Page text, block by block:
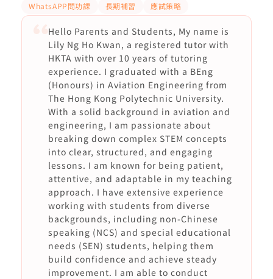
WhatsAPP問功課 長期補習 應試策略
Hello Parents and Students, My name is
Lily Ng Ho Kwan, a registered tutor with
HKTA with over 10 years of tutoring
experience. I graduated with a BEng
(Honours) in Aviation Engineering from
The Hong Kong Polytechnic University.
With a solid background in aviation and
engineering, I am passionate about
breaking down complex STEM concepts
into clear, structured, and engaging
lessons. I am known for being patient,
attentive, and adaptable in my teaching
approach. I have extensive experience
working with students from diverse
backgrounds, including non-Chinese
speaking (NCS) and special educational
needs (SEN) students, helping them
build confidence and achieve steady
improvement. I am able to conduct